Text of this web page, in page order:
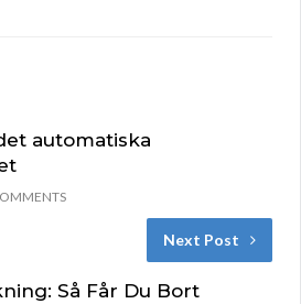
automatiska
Next Post
Så Får Du Bort